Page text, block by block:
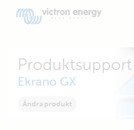
Produktsupport
Ekrano GX
Ändra produkt